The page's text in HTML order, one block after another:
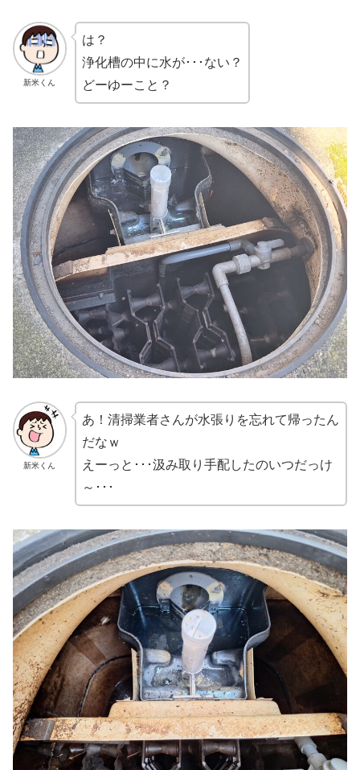
新米くん
は？
浄化槽の中に水が･･･ない？
どーゆーこと？
新米くん
あ！清掃業者さんが水張りを忘れて帰ったん
だなｗ
えーっと･･･汲み取り手配したのいつだっけ
～･･･